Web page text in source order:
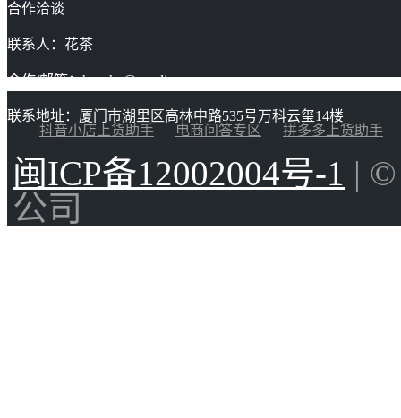
合作洽谈
联系人：花茶
合作/邮箱：huacha@gaoding.com
联系地址：厦门市湖里区高林中路535号万科云玺14楼
抖音小店上货助手
电商问答专区 拼多多上货助手
闽ICP备12002004号-1 |
公司